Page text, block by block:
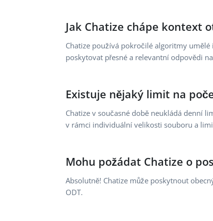
Jak Chatize chápe kontext
Chatize používá pokročilé algoritmy
poskytovat přesné a relevantní odpovědi
Existuje nějaký limit na
Chatize v současné době neukládá denní
v rámci individuální velikosti souboru a
Mohu požádat Chatize o
Absolutně! Chatize může poskytnout
ODT.